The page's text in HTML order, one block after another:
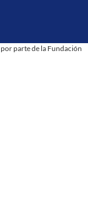
por parte de la Fundación